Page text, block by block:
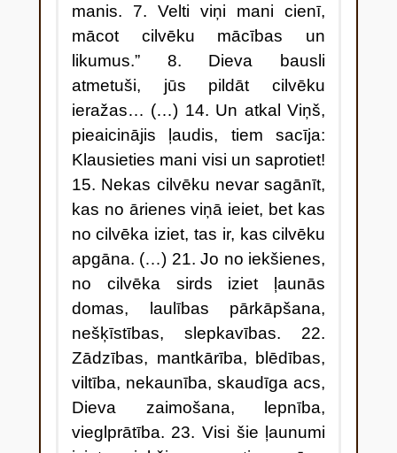
manis. 7. Velti viņi mani cienī,
mācot cilvēku mācības un
likumus.” 8. Dieva bausli
atmetuši, jūs pildāt cilvēku
ieražas… (…) 14. Un atkal Viņš,
pieaicinājis ļaudis, tiem sacīja:
Klausieties mani visi un saprotiet!
15. Nekas cilvēku nevar sagānīt,
kas no ārienes viņā ieiet, bet kas
no cilvēka iziet, tas ir, kas cilvēku
apgāna. (…) 21. Jo no iekšienes,
no cilvēka sirds iziet ļaunās
domas, laulības pārkāpšana,
nešķīstības, slepkavības. 22.
Zādzības, mantkārība, blēdības,
viltība, nekaunība, skaudīga acs,
Dieva zaimošana, lepnība,
vieglprātība. 23. Visi šie ļaunumi